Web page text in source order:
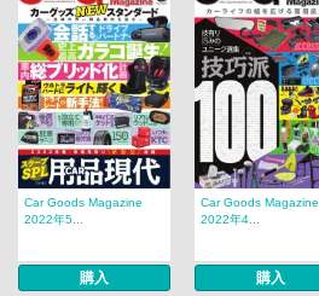
Car Goods Magazine
2022年5...
購入
Car Goods Magazine
2022年4...
購入